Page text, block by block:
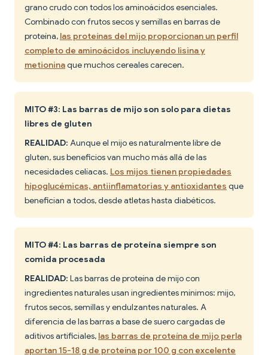
grano crudo con todos los aminoácidos esenciales.
Combinado con frutos secos y semillas en barras de
proteína, las proteínas del mijo proporcionan un perfil
completo de aminoácidos incluyendo lisina y
metioninaque muchos cereales carecen.
MITO #3: Las barras de mijo son solo para dietas
libres de gluten
REALIDAD: Aunque el mijo es naturalmente libre de
gluten, sus beneficios van mucho más allá de las
necesidades celíacas. Los mijos tienen propiedades
hipoglucémicas, antiinflamatorias y antioxidantes que
benefician a todos, desde atletas hasta diabéticos.
MITO #4: Las barras de proteína siempre son
comida procesada
REALIDAD: Las barras de proteína de mijo con
ingredientes naturales usan ingredientes mínimos: mijo,
frutos secos, semillas y endulzantes naturales. A
diferencia de las barras a base de suero cargadas de
aditivos artificiales, las barras de proteína de mijo perla
aportan 15-18 g de proteína por 100 g con excelente